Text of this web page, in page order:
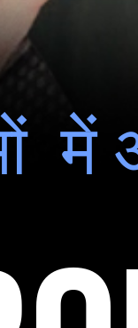
में